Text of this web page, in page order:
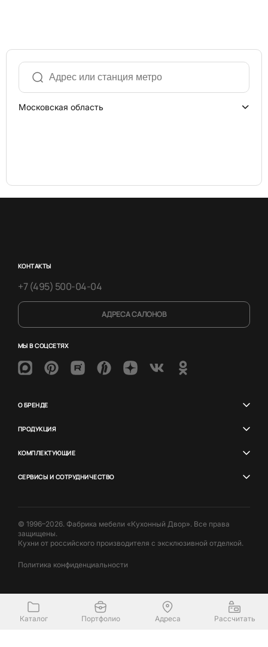
Московская область
КОНТАКТЫ
+7 (495) 500-04-04
АДРЕСА САЛОНОВ
МЫ В СОЦСЕТЯХ
О БРЕНДЕ
ПРОДУКЦИЯ
КОМПЛЕКТУЮЩИЕ
СЕРВИСЫ И СОТРУДНИЧЕСТВО
© 1996–2026. Фабрика мебели «Кухонный Двор». Все права
защищены.
Кухни от российского производителя с эксклюзивной отделкой.
Политика конфиденциальности
Каталог Портфолио Адреса Рассчитать